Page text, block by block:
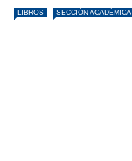
LIBROS SECCIÓN ACADÉMICA